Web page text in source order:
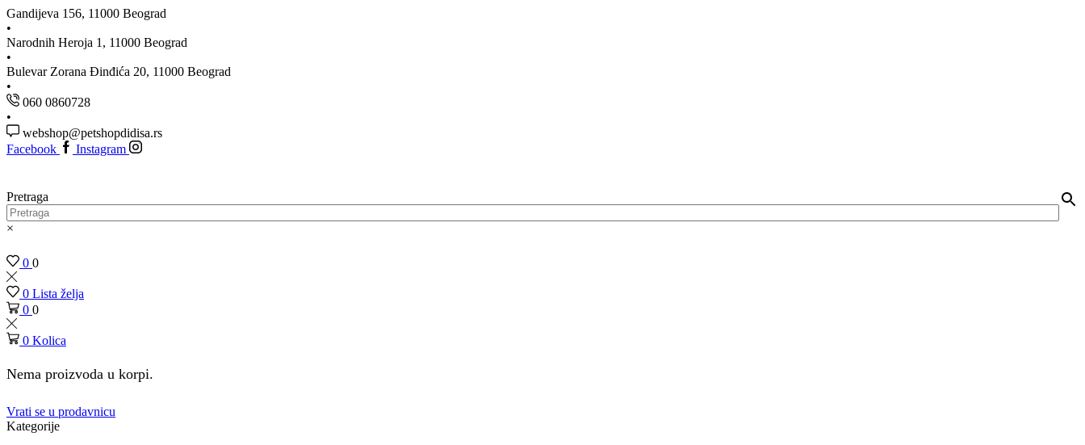
Gandijeva 156, 11000 Beograd
Narodnih Heroja 1, 11000 Beograd
Bulevar Zorana Đinđića 20, 11000 Beograd
060 0860728
webshop@petshopdidisa.rs
Facebook
Instagram
Pretraga
×
0 0
0 Lista želja
0 0
0 Kolica
Nema proizvoda u korpi.
Vrati se u prodavnicu
Kategorije